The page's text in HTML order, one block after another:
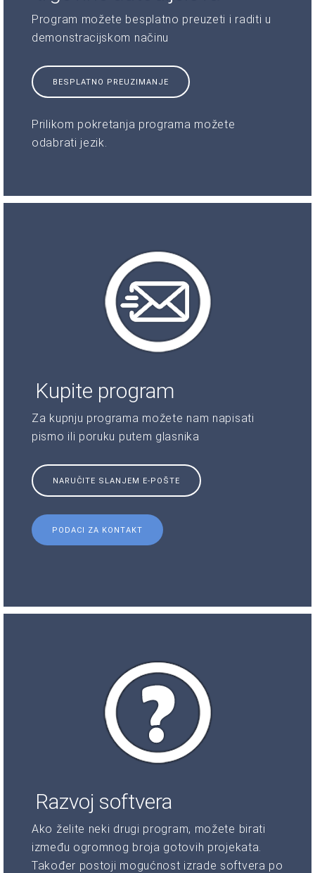
Program možete besplatno preuzeti i raditi u
demonstracijskom načinu
BESPLATNO PREUZIMANJE
Prilikom pokretanja programa možete
odabrati jezik.
Kupite program
Za kupnju programa možete nam napisati
pismo ili poruku putem glasnika
NARUČITE SLANJEM E-POŠTE
PODACI ZA KONTAKT
Razvoj softvera
Ako želite neki drugi program, možete birati
između ogromnog broja gotovih projekata.
Također postoji mogućnost izrade softvera po